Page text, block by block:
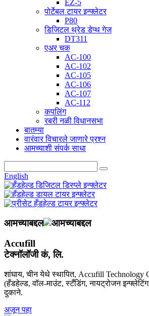
EZ-5
पोर्टेबल टायर इन्फ्लेटर
P80
डिजिटल थ्रेड डेप्थ गेज
DT311
एअर चक
AC-100
AC-102
AC-105
AC-106
AC-107
AC-112
कपलिंग
रबरी नळी विधानसभा
बातम्या
वारंवार विचारले जाणारे प्रश्न
आमच्याशी संपर्क साधा
English
आमच्याबद्दल
Accufill
टेक्नॉलॉजी कं, लि.
शांघाय, चीन येथे स्थापित, Accufill Technology
(हँडहेल्ड, वॉल-माउंट, स्टँडिंग, नायट्रोजन
दुकाने.
अजून पहा